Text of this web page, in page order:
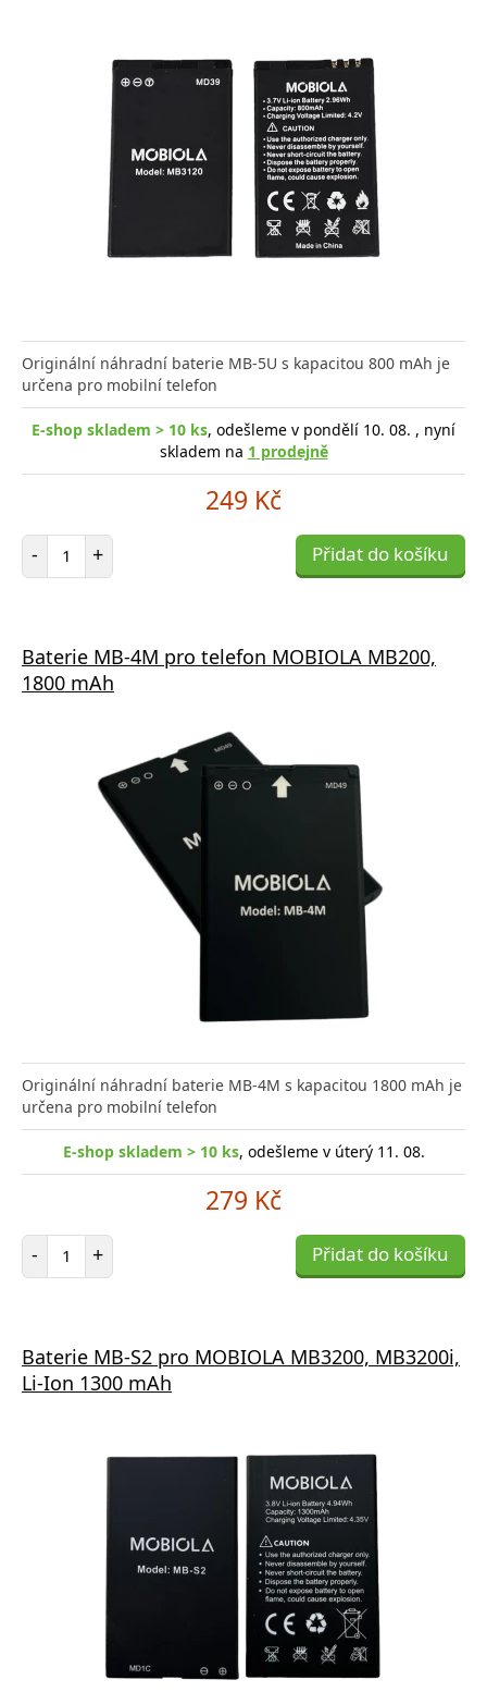
Originální náhradní baterie MB-5U s kapacitou 800 mAh je
určena pro mobilní telefon
E-shop skladem > 10 ks, odešleme v pondělí 10. 08. , nyní
skladem na 1 prodejně
249 Kč
- Počet položek
+ Přidat do košíku
Baterie MB-4M pro telefon MOBIOLA MB200,
1800 mAh
Originální náhradní baterie MB-4M s kapacitou 1800 mAh je
určena pro mobilní telefon
E-shop skladem > 10 ks, odešleme v úterý 11. 08.
279 Kč
- Počet položek
+ Přidat do košíku
Baterie MB-S2 pro MOBIOLA MB3200, MB3200i,
Li-Ion 1300 mAh